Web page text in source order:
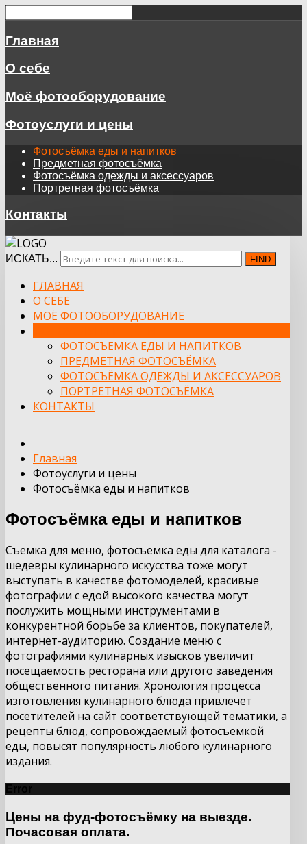
Главная
О себе
Моё фотооборудование
Фотоуслуги и цены
Фотосъёмка еды и напитков
Предметная фотосъёмка
Фотосъёмка одежды и аксессуаров
Портретная фотосъёмка
Контакты
ИСКАТЬ... FIND
ГЛАВНАЯ
О СЕБЕ
МОЁ ФОТООБОРУДОВАНИЕ
ФОТОСЪЁМКА ЕДЫ И НАПИТКОВ
ПРЕДМЕТНАЯ ФОТОСЪЁМКА
ФОТОСЪЁМКА ОДЕЖДЫ И АКСЕССУАРОВ
ПОРТРЕТНАЯ ФОТОСЪЁМКА
КОНТАКТЫ
Главная
Фотоуслуги и цены
Фотосъёмка еды и напитков
Фотосъёмка еды и напитков
Съемка для меню, фотосъемка еды для каталога -
шедевры кулинарного искусства тоже могут
выступать в качестве фотомоделей, красивые
фотографии с едой высокого качества могут
послужить мощными инструментами в
конкурентной борьбе за клиентов, покупателей,
интернет-аудиторию. Создание меню с
фотографиями кулинарных изысков увеличит
посещаемость ресторана или другого заведения
общественного питания. Хронология процесса
изготовления кулинарного блюда привлечет
посетителей на сайт соответствующей тематики, а
рецепты блюд, сопровождаемый фотосъемкой
еды, повысят популярность любого кулинарного
издания.
Цены на фуд-фотосъёмку на выезде.
Почасовая оплата.